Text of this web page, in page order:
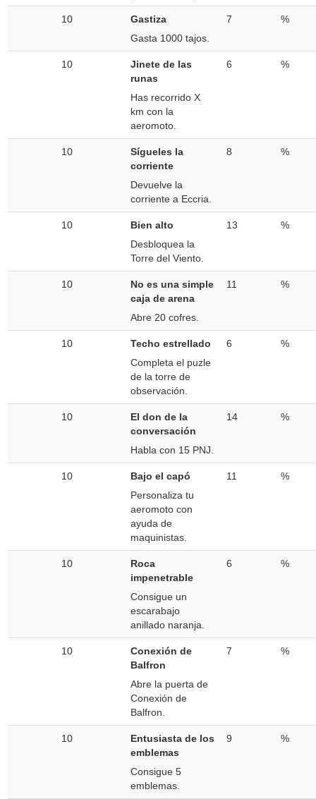
10
Gastiza
Gasta 1000 tajos.
7 %
10
Jinete de las
runas
Has recorrido X
km con la
aeromoto.
6 %
10
Sígueles la
corriente
Devuelve la
corriente a Eccria.
8 %
10
Bien alto
Desbloquea la
Torre del Viento.
13 %
10
No es una simple
caja de arena
Abre 20 cofres.
11 %
10
Techo estrellado
Completa el puzle
de la torre de
observación.
6 %
10
El don de la
conversación
Habla con 15 PNJ.
14 %
10
Bajo el capó
Personaliza tu
aeromoto con
ayuda de
maquinistas.
11 %
10
Roca
impenetrable
Consigue un
escarabajo
anillado naranja.
6 %
10
Conexión de
Balfron
Abre la puerta de
Conexión de
Balfron.
7 %
10
Entusiasta de los
emblemas
Consigue 5
emblemas.
9 %